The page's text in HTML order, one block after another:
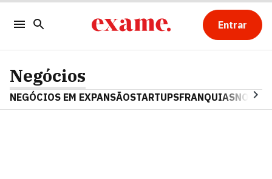
Entrar
Negócios
NEGÓCIOS EM EXPANSÃOSTARTUPSFRANQUIAS